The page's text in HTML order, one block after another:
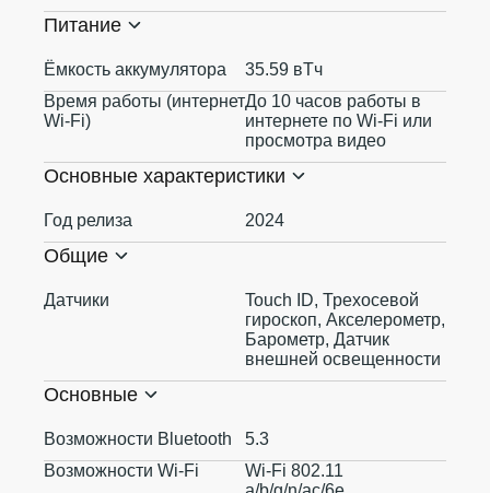
Питание
Ёмкость аккумулятора
35.59 вТч
Время работы (интернет
Wi-Fi)
До 10 часов работы в
интернете по Wi‑Fi или
просмотра видео
Основные характеристики
Год релиза 2024
Общие
Датчики
Touch ID, Трехосевой
гироскоп, Акселерометр,
Барометр, Датчик
внешней освещенности
Основные
Возможности Bluetooth
5.3
Возможности Wi-Fi
Wi-Fi 802.11